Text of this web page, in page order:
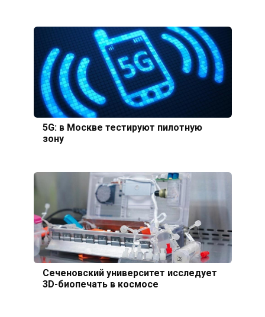
5G: в Москве тестируют пилотную
зону
Сеченовский университет исследует
3D-биопечать в космосе